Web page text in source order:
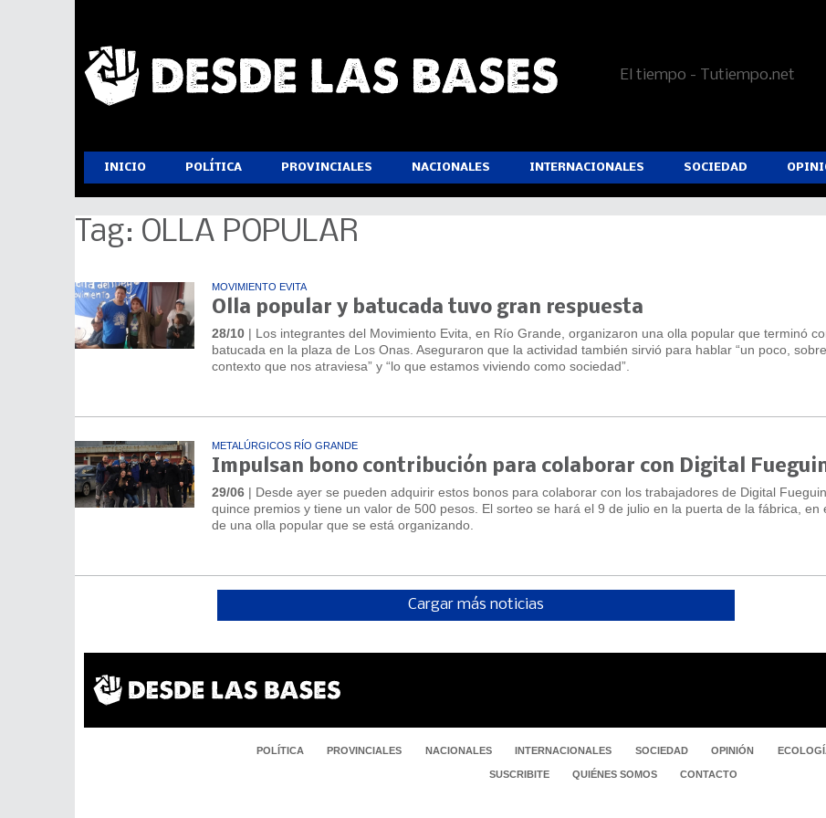
El tiempo - Tutiempo.net
INICIO POLÍTICA PROVINCIALES NACIONALES INTERNACIONALES SOCIEDAD
Tag: OLLA POPULAR
MOVIMIENTO EVITA
Olla popular y batucada tuvo gran respuesta
28/10| Los integrantes del Movimiento Evita, en Río Grande, organizaron una olla popular que terminó
batucada en la plaza de Los Onas. Aseguraron que la actividad también sirvió para hablar “un poco,
contexto que nos atraviesa” y “lo que estamos viviendo como sociedad”.
METALÚRGICOS RÍO GRANDE
Impulsan bono contribución para colaborar con Digital
29/06| Desde ayer se pueden adquirir estos bonos para colaborar con los trabajadores de Digital
quince premios y tiene un valor de 500 pesos. El sorteo se hará el 9 de julio en la puerta de la fábrica, en
de una olla popular que se está organizando.
Cargar más noticias
POLÍTICA PROVINCIALES NACIONALES INTERNACIONALES SOCIEDAD OPINIÓN
SUSCRIBITE QUIÉNES SOMOS CONTACTO